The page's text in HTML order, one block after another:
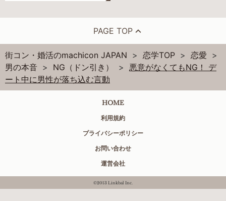
PAGE TOP
街コン・婚活のmachicon JAPAN 恋学TOP
恋愛
男の本音
NG（ドン引き）
悪意がなくてもNG！ デ
ート中に男性が落ち込む言動
HOME
利用規約
プライバシーポリシー
お問い合わせ
運営会社
©2013 Linkbal Inc.